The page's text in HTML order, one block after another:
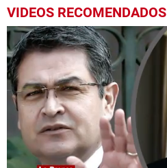
VIDEOS RECOMENDADOS